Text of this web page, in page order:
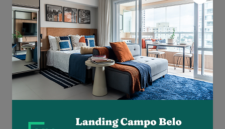
Aluguel R$ 1.777
Total R$ 2.843
Similar a sua busca
Em breve